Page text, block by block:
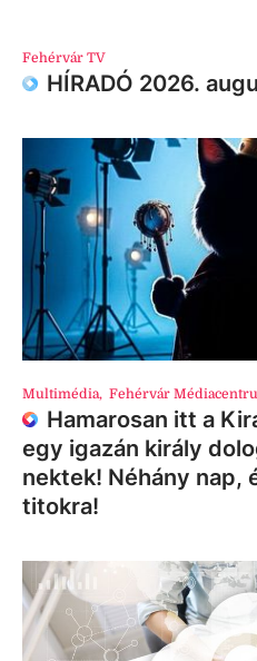
Fehérvár TV
HÍRADÓ 2026.
Multimédia, Fehérvár
Hamarosan itt a
egy igazán király
nektek! Néhány nap,
titokra!